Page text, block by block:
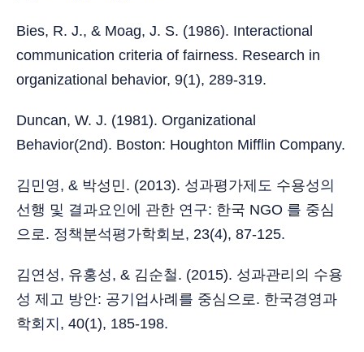
Bies, R. J., & Moag, J. S. (1986). Interactional
communication criteria of fairness. Research in
organizational behavior, 9(1), 289-319.
Duncan, W. J. (1981). Organizational
Behavior(2nd). Boston: Houghton Mifflin Company.
김민영, & 박성민. (2013). 성과평가제도 수용성의
선행 및 결과요인에 관한 연구: 한국 NGO 를 중심
으로. 정책분석평가학회보, 23(4), 87-125.
김연성, 유홍성, & 김순철. (2015). 성과관리의 수용
성 제고 방안: 공기업사례를 중심으로. 한국경영과
학회지, 40(1), 185-198.